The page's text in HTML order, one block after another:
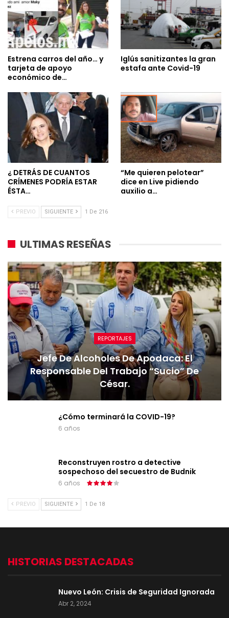
Estrena carros del año… y
tarjeta de apoyo
económico de…
Iglús sanitizantes la gran
estafa ante Covid-19
¿ DETRÁS DE CUANTOS
CRÍMENES PODRÍA ESTAR
ÉSTA…
“Me quieren pelotear”
dice en Live pidiendo
auxilio a…
PREVIO SIGUIENTE 1 De 216
ULTIMAS RESEÑAS
REPORTAJES
Jefe De Alcoholes De Apodaca: El
Responsable Del Trabajo “sucio” De
César.
¿Cómo terminará la COVID-19?
6 años
Reconstruyen rostro a detective
sospechoso del secuestro de Budnik
6 años
PREVIO SIGUIENTE 1 De 18
HISTORIAS DESTACADAS
Nuevo León: Crisis de Seguridad Ignorada
Abr 2, 2024